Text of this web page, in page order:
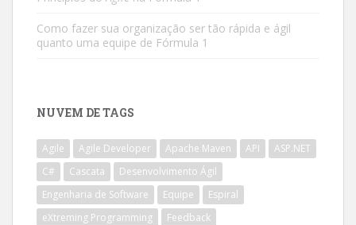
Como fazer sua organização ser tão rápida e ágil
quanto uma equipe de Fórmula 1
NUVEM DE TAGS
Agile Agile Developer Apache Maven API
ASP.NET
C#
Cascata
Desenvolvimento Ágil
Engenharia de Software
Equipe
Espiral
eXtreming Programming
Feedback